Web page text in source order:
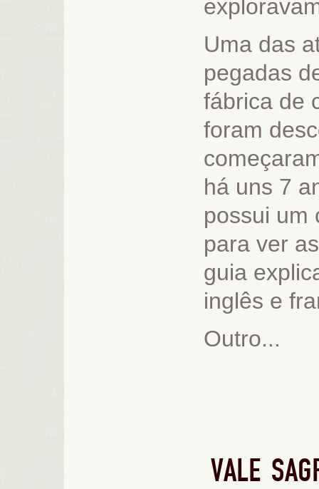
Uma das
pegadas
fábrica de
foram
há uns 7
possui um
para ver
guia
inglês e
Outro...
VALE